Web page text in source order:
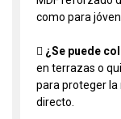
como para
 ¿Se puede
en terrazas o
para proteger la
directo.